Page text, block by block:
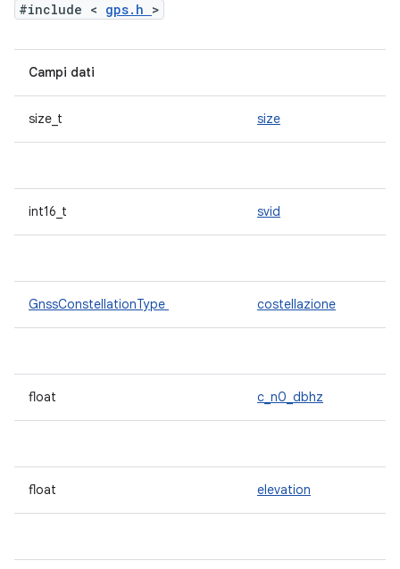
#include < gps.h >
Campi dati
size_t size
int16_t svid
GnssConstellationType costellazione
float c_n0_dbhz
float elevation